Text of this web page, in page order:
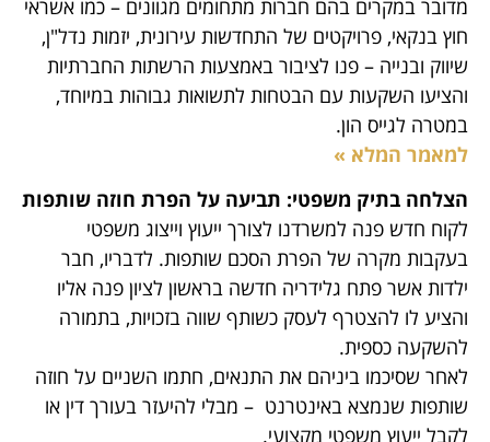
מדובר במקרים בהם חברות מתחומים מגוונים – כמו אשראי
חוץ בנקאי, פרויקטים של התחדשות עירונית, יזמות נדל"ן,
שיווק ובנייה – פנו לציבור באמצעות הרשתות החברתיות
והציעו השקעות עם הבטחות לתשואות גבוהות במיוחד,
במטרה לגייס הון.
למאמר המלא »
הצלחה בתיק משפטי: תביעה על הפרת חוזה שותפות
לקוח חדש פנה למשרדנו לצורך ייעוץ וייצוג משפטי
בעקבות מקרה של הפרת הסכם שותפות. לדבריו, חבר
ילדות אשר פתח גלידריה חדשה בראשון לציון פנה אליו
והציע לו להצטרף לעסק כשותף שווה בזכויות, בתמורה
להשקעה כספית.
לאחר שסיכמו ביניהם את התנאים, חתמו השניים על חוזה
שותפות שנמצא באינטרנט – מבלי להיעזר בעורך דין או
לקבל ייעוץ משפטי מקצועי.